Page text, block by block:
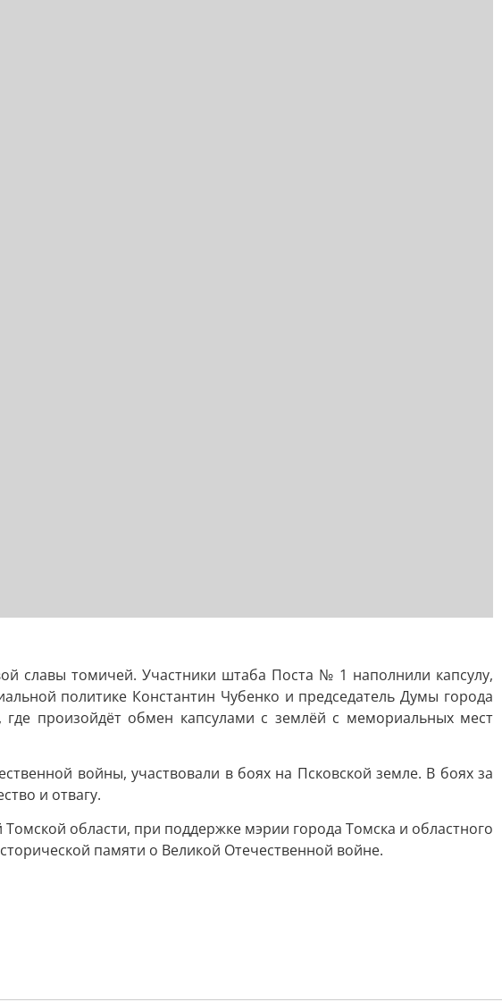
славы томичей. Участники штаба Поста № 1 наполнили капсулу,
политике Константин Чубенко и председатель Думы города
где произойдёт обмен капсулами с землёй с мемориальных мест
войны, участвовали в боях на Псковской земле. В боях за
и отвагу.
области, при поддержке мэрии города Томска и областного
памяти о Великой Отечественной войне.